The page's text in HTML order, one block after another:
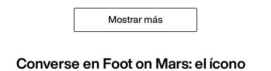
Mostrar más
Converse en Foot on Mars: el ícono